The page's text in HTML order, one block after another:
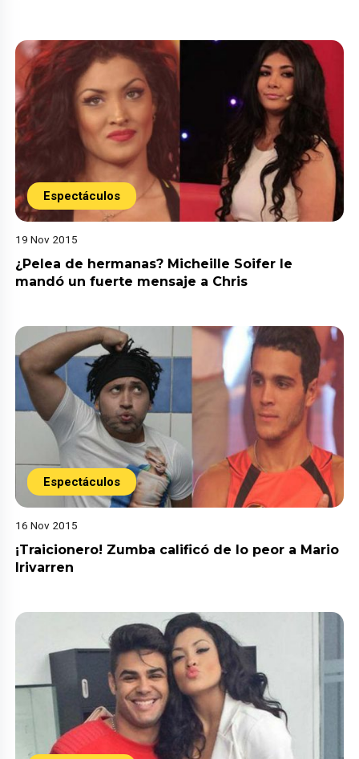
Espectáculos
19 Nov 2015
¿Pelea de hermanas? Micheille Soifer le
mandó un fuerte mensaje a Chris
Espectáculos
16 Nov 2015
¡Traicionero! Zumba calificó de lo peor a Mario
Irivarren